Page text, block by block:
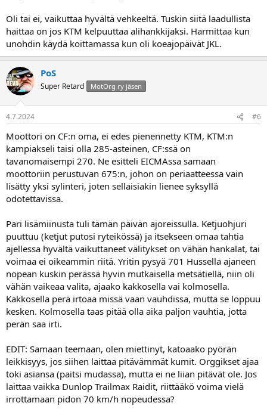
Oli tai ei, vaikuttaa hyvältä vehkeeltä. Tuskin siitä laadullista
haittaa on jos KTM kelpuuttaa alihankkijaksi. Harmittaa kun
unohdin käydä koittamassa kun oli koeajopäivät JKL.
PoS
Super Retard MotOrg ry jäsen
4.7.2024 #6
Moottori on CF:n oma, ei edes pienennetty KTM, KTM:n
kampiakseli taisi olla 285-asteinen, CF:ssä on
tavanomaisempi 270. Ne esitteli EICMAssa samaan
moottoriin perustuvan 675:n, johon on periaatteessa vain
lisätty yksi sylinteri, joten sellaisiakin lienee syksyllä
odotettavissa.
Pari lisämiinusta tuli tämän päivän ajoreissulla. Ketjuohjuri
puuttuu (ketjut putosi ryteikössä) ja itsekseen omaa tahtia
ajellessa hyvältä vaikuttaneet välitykset on vähän hankalat, tai
voimaa ei oikeammin riitä. Yritin pysyä 701 Hussella ajaneen
nopean kuskin perässä hyvin mutkaisella metsätiellä, niin oli
vähän vaikeaa valita, ajaako kakkosella vai kolmosella.
Kakkosella perä irtoaa missä vaan vauhdissa, mutta se loppuu
kesken. Kolmosella taas pitää olla aika paljon vauhtia, jotta
perän saa irti.
EDIT: Samaan teemaan, olen miettinyt, katoaako pyörän
leikkisyys, jos siihen laittaa pitävämmät kumit. Orggikset ajaa
toki asiansa (paitsi mudassa), mutta ei ne liian pitävät ole. Jos
laittaa vaikka Dunlop Trailmax Raidit, riittääkö voima vielä
irrottamaan pidon 70 km/h nopeudessa?